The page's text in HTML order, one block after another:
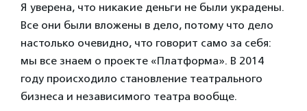
Я уверена, что никакие деньги не были украдены.
Все они были вложены в дело, потому что дело
настолько очевидно, что говорит само за себя:
мы все знаем о проекте «Платформа». В 2014
году происходило становление театрального
бизнеса и независимого театра вообще.